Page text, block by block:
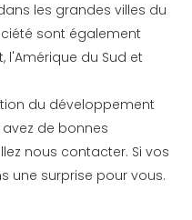
les grandes villes du
sont également
l'Amérique du Sud et
du développement
de bonnes
nous contacter. Si vos
une surprise pour vous.